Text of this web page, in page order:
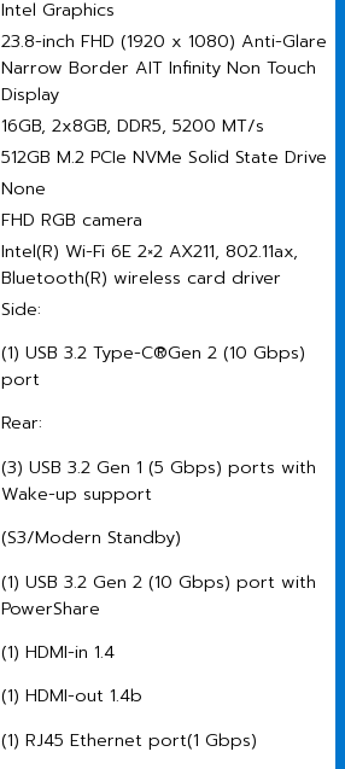
Intel Graphics
23.8-inch FHD (1920 x 1080) Anti-Glare
Narrow Border AIT Infinity Non Touch
Display
16GB, 2x8GB, DDR5, 5200 MT/s
512GB M.2 PCIe NVMe Solid State Drive
None
FHD RGB camera
Intel(R) Wi-Fi 6E 2×2 AX211, 802.11ax,
Bluetooth(R) wireless card driver
Side:
(1) USB 3.2 Type-C®Gen 2 (10 Gbps)
port
Rear:
(3) USB 3.2 Gen 1 (5 Gbps) ports with
Wake-up support
(S3/Modern Standby)
(1) USB 3.2 Gen 2 (10 Gbps) port with
PowerShare
(1) HDMI-in 1.4
(1) HDMI-out 1.4b
(1) RJ45 Ethernet port(1 Gbps)